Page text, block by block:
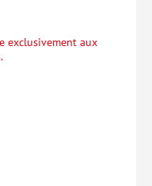
exclusivement aux